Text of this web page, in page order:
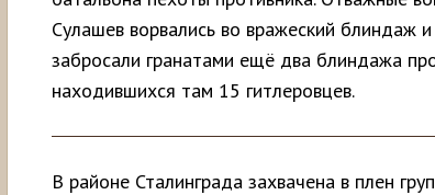
Сулашев ворвались во вражеский блиндаж
забросали гранатами ещё два блиндажа
находившихся там 15 гитлеровцев.
В районе Сталинграда захвачена в плен